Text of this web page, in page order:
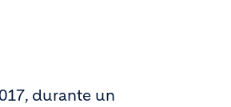
durante un